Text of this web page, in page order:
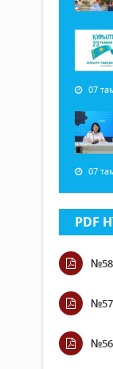
07
07
PDF
№58
№57
№56